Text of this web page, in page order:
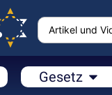
Gesetz